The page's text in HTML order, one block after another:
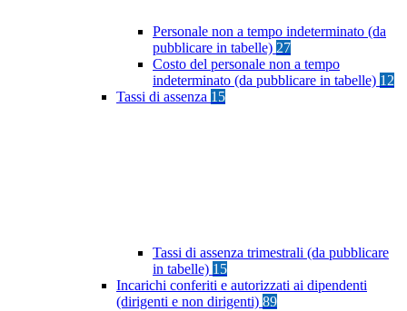
Personale non a tempo indeterminato (da
pubblicare in tabelle) 27
Costo del personale non a tempo
indeterminato (da pubblicare in tabelle) 12
Tassi di assenza 15
Tassi di assenza trimestrali (da pubblicare
in tabelle) 15
Incarichi conferiti e autorizzati ai dipendenti
(dirigenti e non dirigenti) 89